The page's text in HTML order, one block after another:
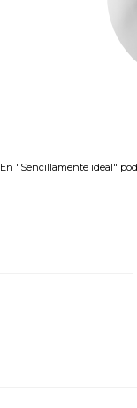
En "Sencillamente ideal"